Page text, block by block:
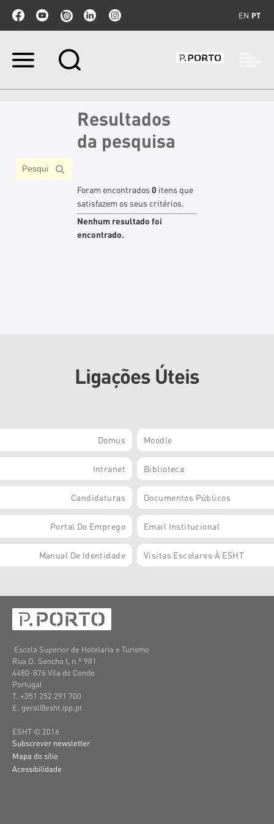
EN PT
Ir
Resultados
da pesquisa
Foram encontrados0 itens que
satisfazem os seus critérios.
Nenhum resultado foi
encontrado.
Ligações Úteis
Domus Moodle
Intranet Biblioteca
Candidaturas Documentos Públicos
Portal Do Emprego Email Institucional
Manual De Identidade Visitas Escolares À ESHT
Escola Superior de Hotelaria e Turismo
Rua D. Sancho I, n.º 981
4480-876 Vila do Conde
Portugal
T. +351 252 291 700
E. geral@esht.ipp.pt
ESHT © 2016
Subscrever newsletter
Mapa do sítio
Acessibilidade